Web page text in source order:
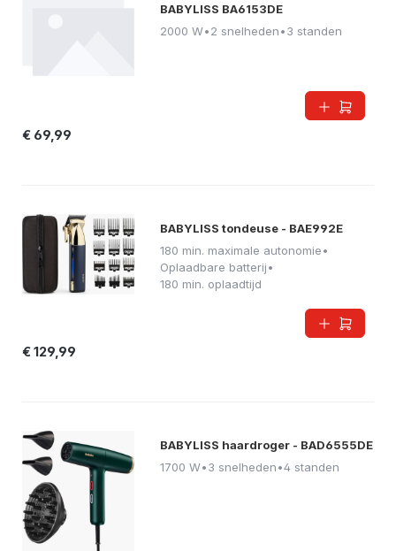
BABYLISS BA6153DE
2000 W•2 snelheden•3 standen
€ 69,99
BABYLISS tondeuse - BAE992E
180 min. maximale autonomie•
Oplaadbare batterij•
180 min. oplaadtijd
€ 129,99
BABYLISS haardroger - BAD6555DE
1700 W•3 snelheden•4 standen